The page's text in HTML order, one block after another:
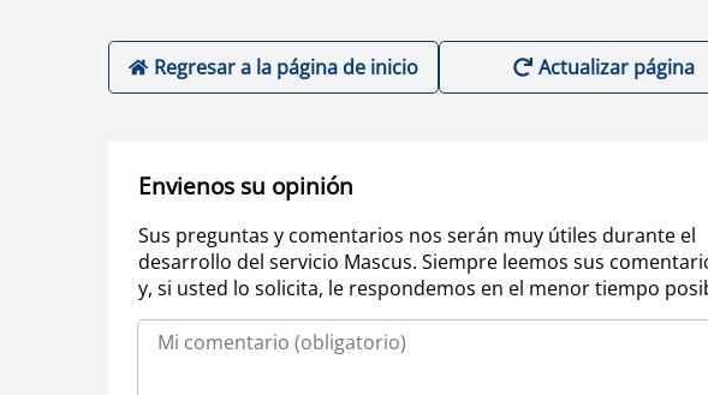
Regresar a la página de inicio Actualizar página
Envienos su opinión
Sus preguntas y comentarios nos serán muy útiles durante el
desarrollo del servicio Mascus. Siempre leemos sus
y, si usted lo solicita, le respondemos en el menor tiempo